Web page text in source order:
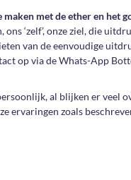
met de ether en het
ons ‘zelf’, onze ziel, die
van de eenvoudige
op via de Whats-App
al blijken er veel
ervaringen zoals